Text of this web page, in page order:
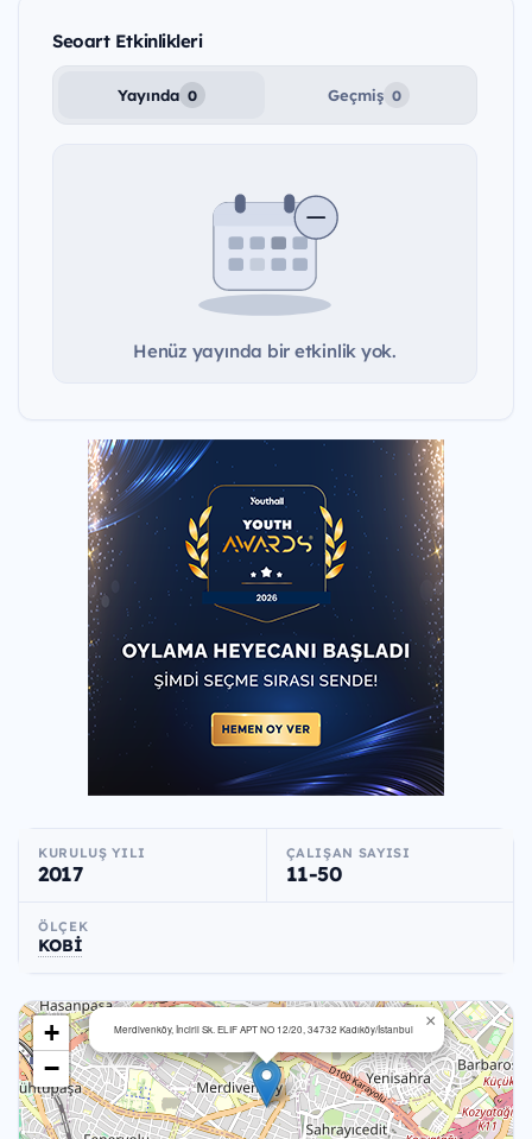
Seoart Etkinlikleri
Yayında 0 Geçmiş 0
Henüz yayında bir etkinlik yok.
KURULUŞ YILI
2017
ÇALIŞAN SAYISI
11-50
ÖLÇEK
KOBİ
Merdivenköy, İncirli Sk. ELIF APT NO 12/20, 34732 Kadıköy/İstanbul ×
+
−